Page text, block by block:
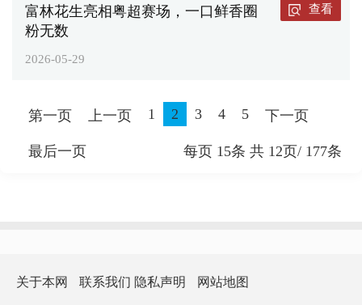
富林花生亮相粤超赛场，一口鲜香圈
粉无数
2026-05-29
查看
第一页 上一页 1 2 3 4 5 下一页
最后一页 每页 15条 共 12页/ 177条
关于本网 联系我们 隐私声明 网站地图